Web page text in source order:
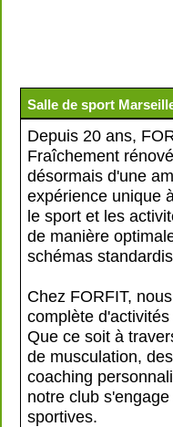
Salle de sport
Depuis 20 ans,
Fraîchement
désormais d'une
expérience unique
le sport et les
de manière
schémas
Chez FORFIT,
complète
Que ce soit à
de musculation,
coaching
notre club
sportives.